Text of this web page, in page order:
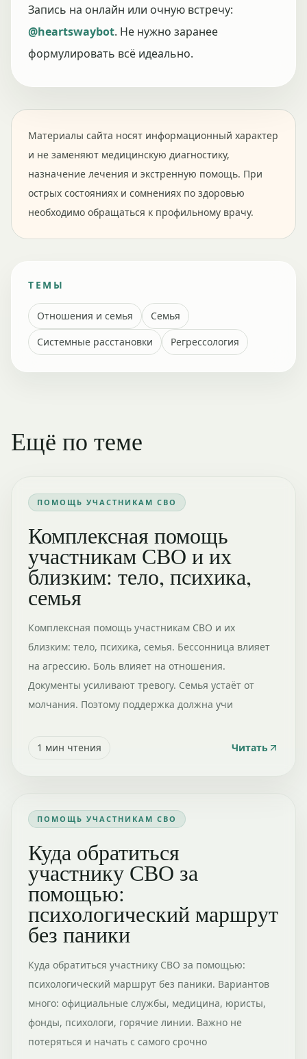
Запись на онлайн или очную встречу:
@heartswaybot. Не нужно заранее
формулировать всё идеально.
Материалы сайта носят информационный характер
и не заменяют медицинскую диагностику,
назначение лечения и экстренную помощь. При
острых состояниях и сомнениях по здоровью
необходимо обращаться к профильному врачу.
ТЕМЫ
Отношения и семья
Семья
Системные расстановки
Регрессология
Ещё по теме
ПОМОЩЬ УЧАСТНИКАМ СВО
Комплексная помощь
участникам СВО и их
близким: тело, психика,
семья
Комплексная помощь участникам СВО и их
близким: тело, психика, семья. Бессонница влияет
на агрессию. Боль влияет на отношения.
Документы усиливают тревогу. Семья устаёт от
молчания. Поэтому поддержка должна учи
1 мин чтения Читать
ПОМОЩЬ УЧАСТНИКАМ СВО
Куда обратиться
участнику СВО за
помощью:
психологический маршрут
без паники
Куда обратиться участнику СВО за помощью:
психологический маршрут без паники. Вариантов
много: официальные службы, медицина, юристы,
фонды, психологи, горячие линии. Важно не
потеряться и начать с самого срочно